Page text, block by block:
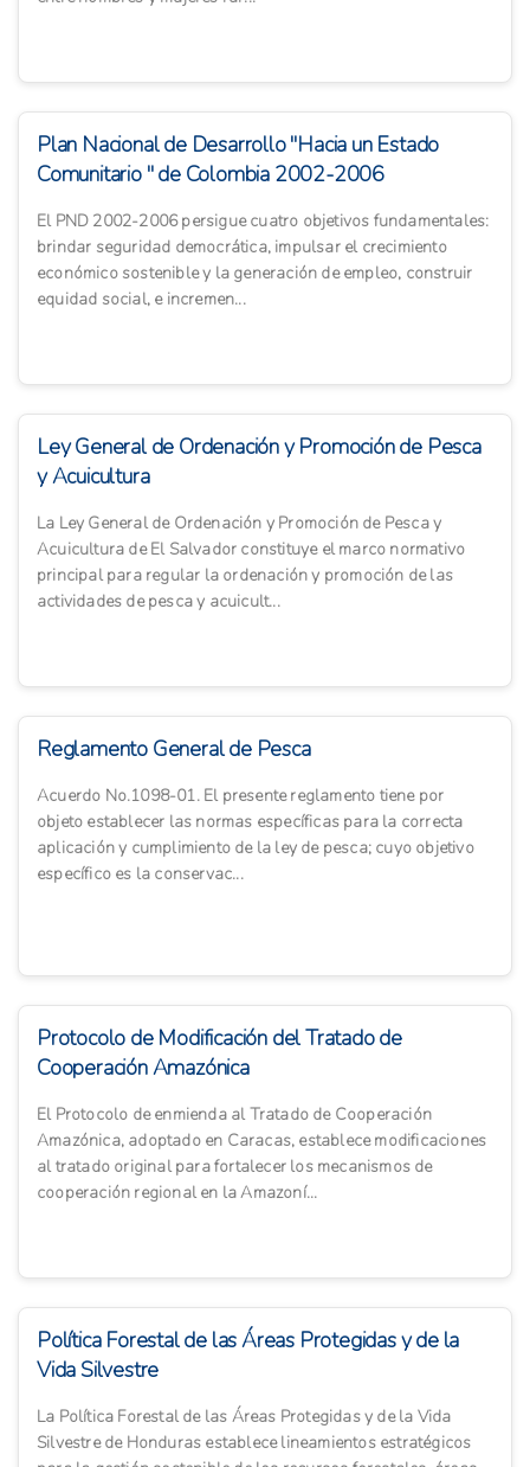
Plan Nacional de Desarrollo "Hacia un Estado
Comunitario " de Colombia 2002-2006
El PND 2002-2006 persigue cuatro objetivos fundamentales:
brindar seguridad democrática, impulsar el crecimiento
económico sostenible y la generación de empleo, construir
equidad social, e incremen...
Ley General de Ordenación y Promoción de Pesca
y Acuicultura
La Ley General de Ordenación y Promoción de Pesca y
Acuicultura de El Salvador constituye el marco normativo
principal para regular la ordenación y promoción de las
actividades de pesca y acuicult...
Reglamento General de Pesca
Acuerdo No.1098-01. El presente reglamento tiene por
objeto establecer las normas específicas para la correcta
aplicación y cumplimiento de la ley de pesca; cuyo objetivo
específico es la conservac...
Protocolo de Modificación del Tratado de
Cooperación Amazónica
El Protocolo de enmienda al Tratado de Cooperación
Amazónica, adoptado en Caracas, establece modificaciones
al tratado original para fortalecer los mecanismos de
cooperación regional en la Amazoní...
Política Forestal de las Áreas Protegidas y de la
Vida Silvestre
La Política Forestal de las Áreas Protegidas y de la Vida
Silvestre de Honduras establece lineamientos estratégicos